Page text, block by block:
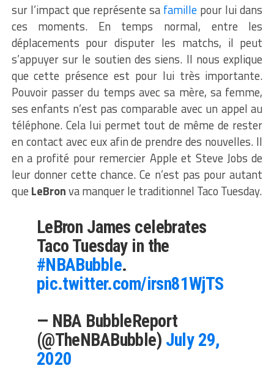
sur l’impact que représente sa famille pour lui dans
ces moments. En temps normal, entre les
déplacements pour disputer les matchs, il peut
s’appuyer sur le soutien des siens. Il nous explique
que cette présence est pour lui très importante.
Pouvoir passer du temps avec sa mère, sa femme,
ses enfants n’est pas comparable avec un appel au
téléphone. Cela lui permet tout de même de rester
en contact avec eux afin de prendre des nouvelles. Il
en a profité pour remercier Apple et Steve Jobs de
leur donner cette chance. Ce n’est pas pour autant
que LeBronva manquer le traditionnel Taco Tuesday.
LeBron James celebrates
Taco Tuesday in the
#NBABubble.
pic.twitter.com/irsn81WjTS
— NBA BubbleReport
(@TheNBABubble) July 29,
2020